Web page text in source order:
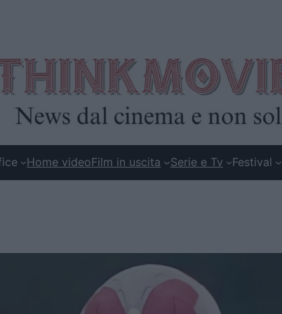
Home videoFilm in uscita Serie e Tv Festival